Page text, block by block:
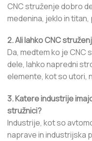
CNC struženje dobro
medenina, jeklo in
2. Ali lahko CNC
Da, medtem ko je CNC
dele, lahko napredni
elemente, kot so utori,
3. Katere industrije
stružnici?
Industrije, kot so
naprave in industrijska